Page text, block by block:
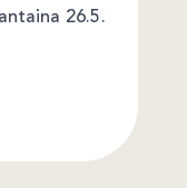
26.5.